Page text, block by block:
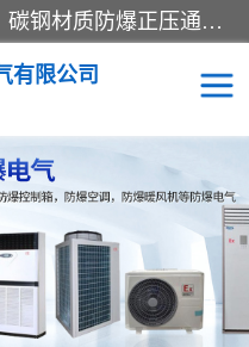
防爆正压分析小屋；不锈钢、碳钢材质防爆正压通风柜，分上下、左右、外挂三种款式；立式、挂式防爆配电柜体；不锈钢、碳钢防爆变频、磁力、星三角启动器；不锈钢、碳钢、铸铝防爆控制箱柜；可操作按键、多块式防爆仪表箱；多材质防爆接线箱；台式防爆电脑、防爆监视器。产品适配石油、化工、煤炭、电力、纺织、酿酒、航天、铁路、冶金、船舶、消防、市政等多行业工况使用。
有限公司
防爆正压柜
防爆配电箱
防爆接线箱